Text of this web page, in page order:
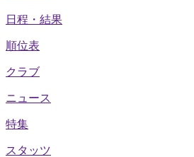
日程・結果
順位表
クラブ
ニュース
特集
スタッツ